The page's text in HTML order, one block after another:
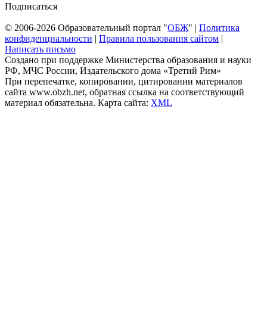
Подписаться
© 2006-2026 Образовательный портал "ОБЖ" | Политика
конфиденциальности | Правила пользования сайтом |
Написать письмо
Создано при поддержке Министерства образования и науки
РФ, МЧС России, Издательского дома «Третий Рим»
При перепечатке, копировании, цитировании материалов
сайта www.obzh.net, обратная ссылка на соответствующий
материал обязательна. Карта сайта: XML